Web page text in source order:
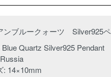
ンブルークォーツ Silver925
Quartz Silver925 Pendant
: 14×10mm